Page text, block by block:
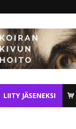
LIITY JÄSENEKSI